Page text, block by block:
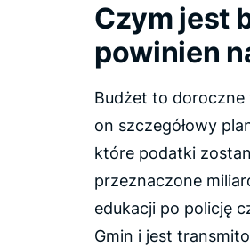
Czym jest
powinien
Budżet to
on szczegółowy
które podatki
przeznaczone
edukacji po policję
Gmin i jest